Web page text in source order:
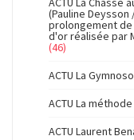
(Pauline Deysson
prolongement de
d'or réalisée par
(46)
ACTU La
ACTU La
ACTU Laurent